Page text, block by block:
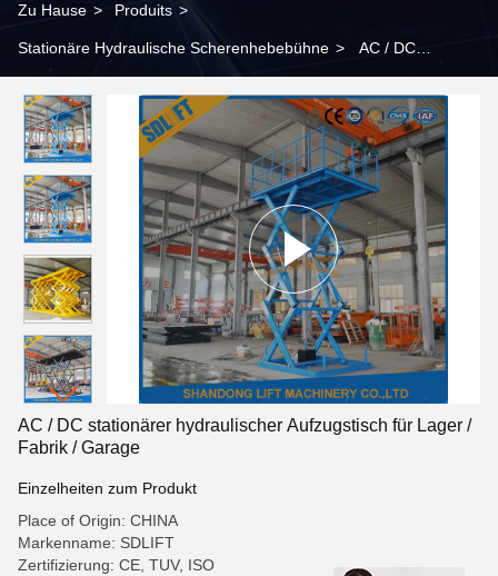
Zu Hause > Produits >
Stationäre Hydraulische Scherenhebebühne > AC / DC
AC / DC stationärer hydraulischer Aufzugstisch für Lager /
Fabrik / Garage
Einzelheiten zum Produkt
Place of Origin: CHINA
Markenname: SDLIFT
Zertifizierung: CE, TUV, ISO